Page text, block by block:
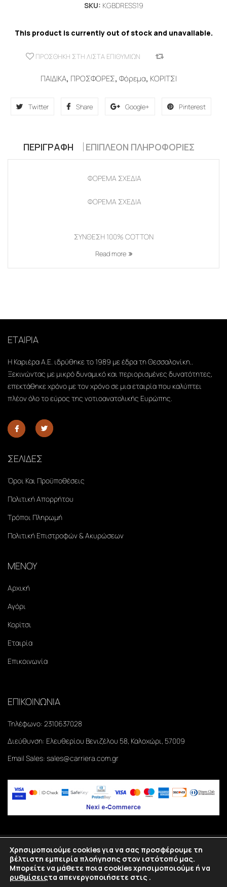
SKU: KGBDRESS19
This product is currently out of stock and unavailable.
ΠΡΟΣΘΉΚΗ ΣΤΗ ΛΊΣΤΑ ΕΠΙΘΥΜΙΏΝ
ΠΑΙΔΙΚΑ, ΠΡΟΣΦΟΡΕΣ, Φόρεμα, ΚΟΡΙΤΣΙ
Twitter Share Google+ Pinterest
ΠΕΡΙΓΡΑΦΉ ΕΠΙΠΛΈΟΝ ΠΛΗΡΟΦΟΡΊΕΣ
ΦΟΡΕΜΑ ΣΧΕΔΙΑ
ΦΟΡΕΜΑ ΣΧΕΔΙΑ
ΣΥΝΘΕΣΗ 100% COTTON
Read more
ΕΤΑΙΡΙΑ
Η Καριέρα Α.Ε. ιδρύθηκε το 1989 με έδρα τη Θεσσαλονίκη..
Ξεκινώντας με μικρό δυναμικό και περιορισμένες δυνατότητες,
επεκτάθηκε χρόνο με τον χρόνο σε μια εταιρία που καλύπτει
πλέον όλο το εύρος της νοτιοανατολικής Ευρώπης.
ΣΕΛΙΔΕΣ
Όροι Και Προϋποθέσεις
Πολιτική Απορρήτου
Τρόποι Πληρωμή
Πολιτική Επιστροφών & Ακυρώσεων
ΜΕΝΟΥ
Αρχική
Αγόρι
Κορίτσι
Εταιρία
Επικοινωνία
ΕΠΙΚΟΙΝΩΝΙΑ
Τηλέφωνο: 2310637028
Διεύθυνση: Ελευθερίου Βενιζέλου 58, Καλοχώρι, 57009
Email Sales: sales@carriera.com.gr
Copyright2026©Carriera. All rights reserved.
Κατασκευή eshop Θεσσαλονίκη SmartWebDesign
Χρησιμοποιούμε cookies για να σας προσφέρουμε τη
βέλτιστη εμπειρία πλοήγησης στον ιστότοπό μας.
Μπορείτε να μάθετε ποια cookies χρησιμοποιούμε ή να
τα απενεργοποιήσετε στις
ρυθμίσεις .